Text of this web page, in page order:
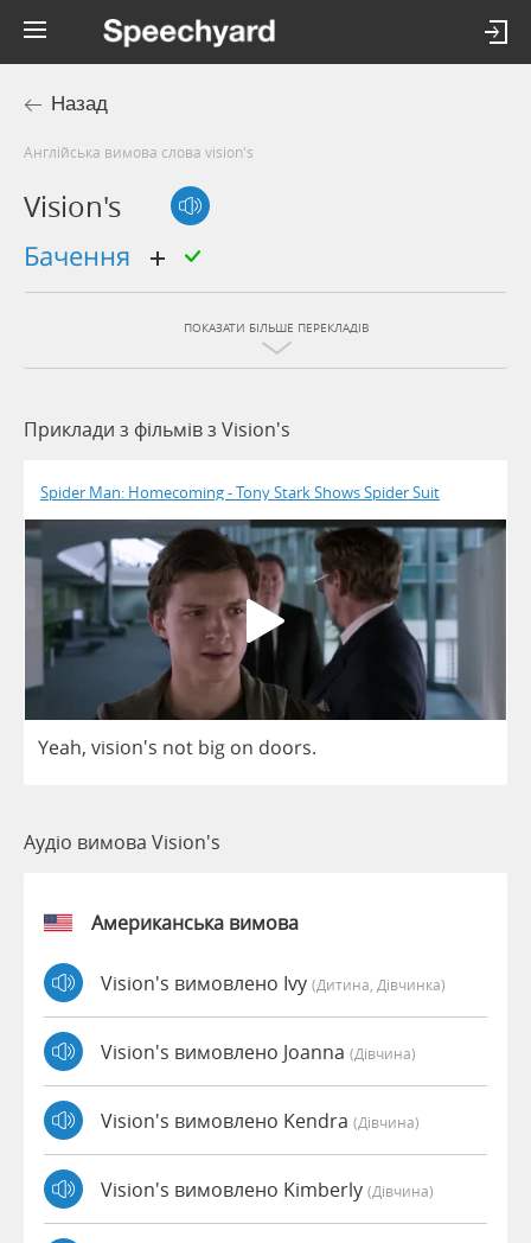
Назад
Англійська вимова слова vision's
Vision's
бачення
ПОКАЗАТИ БІЛЬШЕ ПЕРЕКЛАДІВ
Приклади з фільмів з Vision's
Spider Man: Homecoming - Tony Stark Shows Spider Suit
Yeah, vision's not big on doors.
Аудіо вимова Vision's
Американська вимова
Vision's вимовлено Ivy (дитина, Дівчинка)
Vision's вимовлено Joanna (дівчина)
Vision's вимовлено Kendra (дівчина)
Vision's вимовлено Kimberly (дівчина)